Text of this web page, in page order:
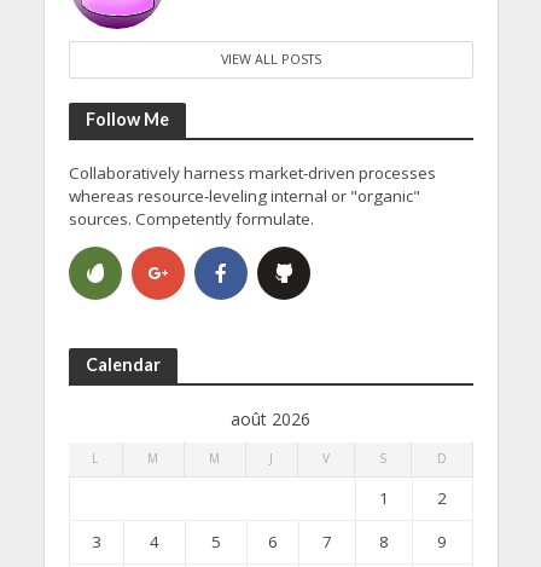
VIEW ALL POSTS
Follow Me
Collaboratively harness market-driven processes
whereas resource-leveling internal or "organic"
sources. Competently formulate.
Calendar
août 2026
L M M J V S D
1
2
3
4 5 6 7 8
9